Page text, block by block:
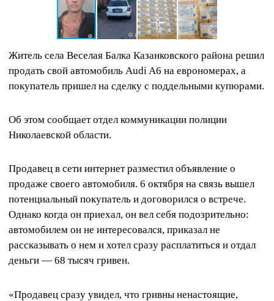
Житель села Веселая Балка Казанковского района решил
продать свой автомобиль Audi A6 на еврономерах, а
покупатель пришел на сделку с поддельными купюрами.
Об этом сообщает отдел коммуникации полиции
Николаевской области.
Продавец в сети интернет разместил объявление о
продаже своего автомобиля. 6 октября на связь вышел
потенциальный покупатель и договорился о встрече.
Однако когда он приехал, он вел себя подозрительно:
автомобилем он не интересовался, приказал не
рассказывать о нем и хотел сразу расплатиться и отдал
деньги — 68 тысяч гривен.
«Продавец сразу увидел, что гривны ненастоящие,